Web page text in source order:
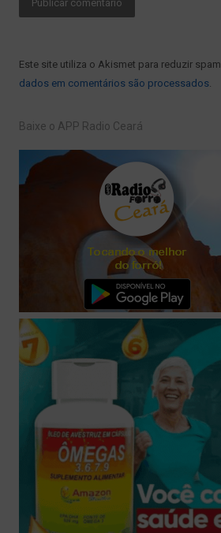
Este site utiliza o Akismet para reduzir spam.
dados em comentários são processados
Baixe o APP Radio Ceará